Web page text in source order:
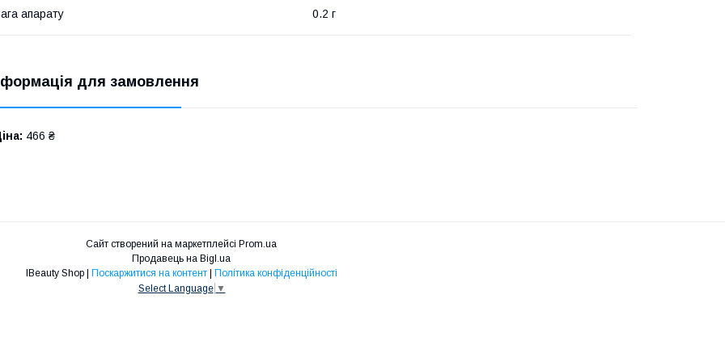
апарату 0.2 г
для замовлення
466 ₴
Сайт створений на маркетплейсі Prom.ua
Продавець на Bigl.ua
Поскаржитися на контент
Політика конфіденційності
Select Language ▼